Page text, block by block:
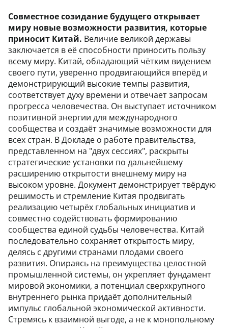
Совместное созидание будущего открывает
миру новые возможности развития, которые
приносит Китай. Величие великой державы
заключается в её способности приносить пользу
всему миру. Китай, обладающий чётким видением
своего пути, уверенно продвигающийся вперёд и
демонстрирующий высокие темпы развития,
соответствует духу времени и отвечает запросам
прогресса человечества. Он выступает источником
позитивной энергии для международного
сообщества и создаёт значимые возможности для
всех стран. В Докладе о работе правительства,
представленном на "двух сессиях", раскрыты
стратегические установки по дальнейшему
расширению открытости внешнему миру на
высоком уровне. Документ демонстрирует твёрдую
решимость и стремление Китая продвигать
реализацию четырёх глобальных инициатив и
совместно содействовать формированию
сообщества единой судьбы человечества. Китай
последовательно сохраняет открытость миру,
делясь с другими странами плодами своего
развития. Опираясь на преимущества целостной
промышленной системы, он укрепляет фундамент
мировой экономики, а потенциал сверхкрупного
внутреннего рынка придаёт дополнительный
импульс глобальной экономической активности.
Стремясь к взаимной выгоде, а не к монопольному